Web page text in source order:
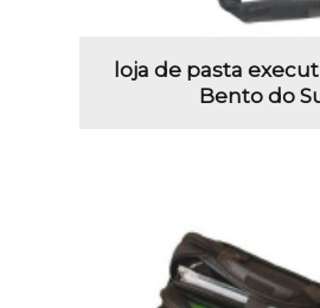
loja de pasta
Bento do